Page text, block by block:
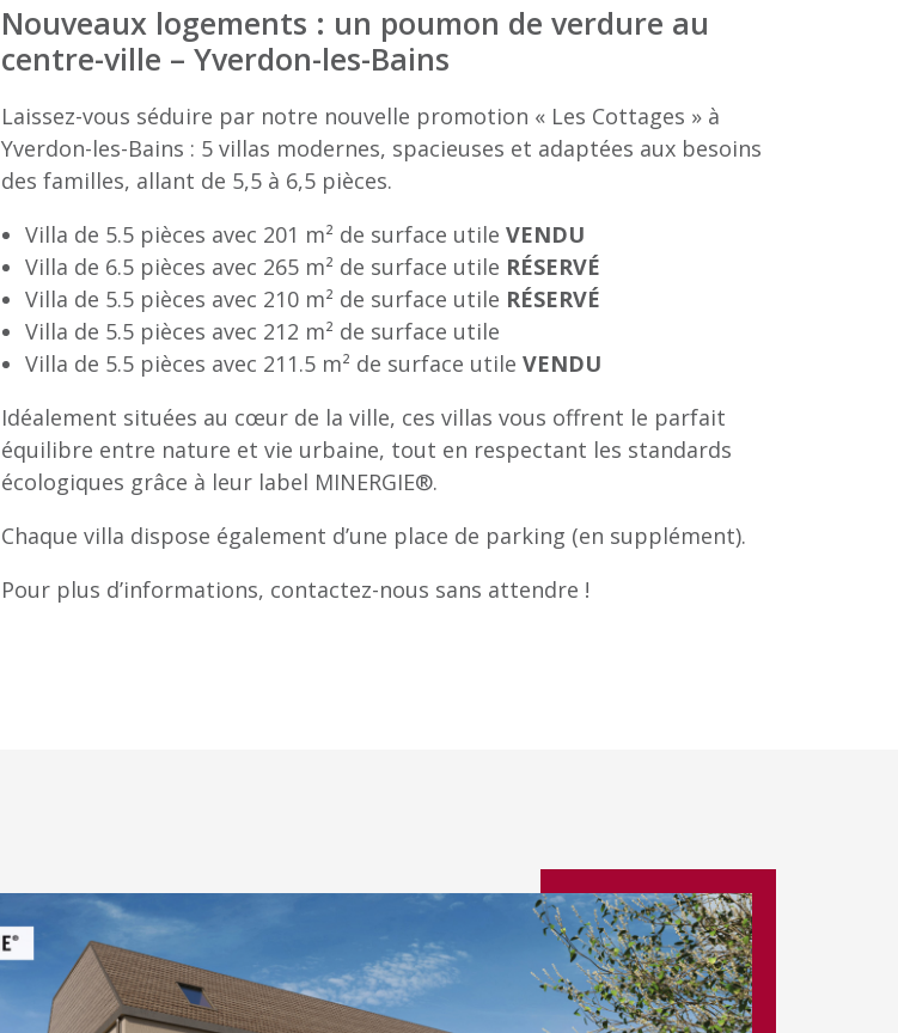
Nouveaux logements : un poumon de verdure au
centre-ville – Yverdon-les-Bains
Laissez-vous séduire par notre nouvelle promotion « Les Cottages » à
Yverdon-les-Bains : 5 villas modernes, spacieuses et adaptées aux besoins
des familles, allant de 5,5 à 6,5 pièces.
Villa de 5.5 pièces avec 201 m² de surface utile VENDU
Villa de 6.5 pièces avec 265 m² de surface utile RÉSERVÉ
Villa de 5.5 pièces avec 210 m² de surface utile RÉSERVÉ
Villa de 5.5 pièces avec 212 m² de surface utile
Villa de 5.5 pièces avec 211.5 m² de surface utile VENDU
Idéalement situées au cœur de la ville, ces villas vous offrent le parfait
équilibre entre nature et vie urbaine, tout en respectant les standards
écologiques grâce à leur label MINERGIE®.
Chaque villa dispose également d’une place de parking (en supplément).
Pour plus d’informations, contactez-nous sans attendre !